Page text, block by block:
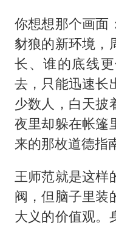
你想想那个画面
豺狼的新环境，
长、谁的底线
去，只能迅速长
少数人，白天披
夜里却躲在帐篷
来的那枚道德指
王师范就是这样
阀，但脑子里装
大义的价值观。